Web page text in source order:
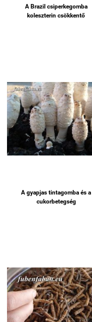
A Brazil csiperkegomba
koleszterin csökkentő
A gyapjas tintagomba és a
cukorbetegség